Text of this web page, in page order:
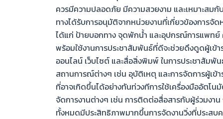
ควรมีความปลอดภัย มีความสวยงาม และเหมาะสม
ทางได้รับการอนุมัติจากหน่วยงานที่เกี่ยวข้องกา
ได้แก่ ป้ายบอกทาง จุดพักน้ำ และอุปกรณ์การแพท
พร้อมใช้งานการประชาสัมพันธ์ที่ดีจะช่วยดึงดูดผู้เข้
ออนไลน์ เว็บไซต์ และสื่อสิ่งพิมพ์ ในการประชาสัม
สถานการณ์ต่างๆ เช่น อุบัติเหตุ และการจัดการผู้เ
ที่อาจเกิดขึ้นได้อย่างทันท่วงทีการใช้เครื่องมืออัตโน
จัดการงานต่างๆ เช่น การติดต่อสื่อสารกับผู้ร่วมงา
ทั้งหมดมีประสิทธิภาพมากขึ้นการจัดงานวิ่งที่ประสบ